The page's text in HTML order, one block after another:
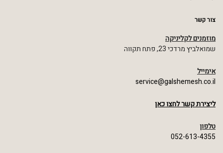
צור קשר
מוזמנים לקליניקה
שמואלביץ מרדכי 23, פתח תקווה
אימייל
service@galshemesh.co.il
ליצירת קשר לחצו כאן
טלפון
052-613-4355